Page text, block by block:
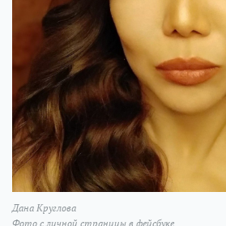
Дана Круглова
Фото с личной страницы в фейсбуке